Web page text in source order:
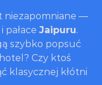
niezapomniane —
i pałace Jaipuru.
szybko popsuć
Czy ktoś
klasycznej kłótni